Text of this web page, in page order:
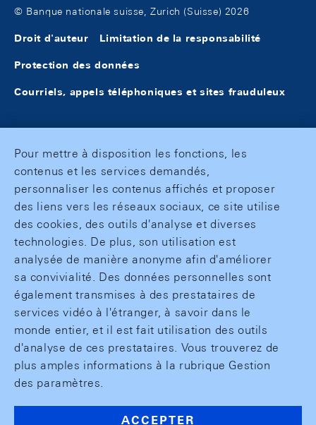
© Banque nationale suisse, Zurich (Suisse) 2026
Droit d'auteur Limitation de la responsabilité
Protection des données
Courriels, appels téléphoniques et sites frauduleux
Pour mettre à disposition les fonctions, les
contenus et les services demandés,
personnaliser les contenus affichés et proposer
des liens vers les réseaux sociaux, ce site utilise
des cookies, des outils d'analyse et diverses
technologies. De plus, son utilisation est
analysée de manière anonyme afin d'améliorer
sa convivialité. Des données personnelles sont
également transmises à des prestataires de
services vidéo à l'étranger, à savoir dans le
monde entier, et il est fait utilisation des outils
d'analyse de ces prestataires. Vous trouverez de
plus amples informations à la rubrique Gestion
des paramètres.
ACCEPTER